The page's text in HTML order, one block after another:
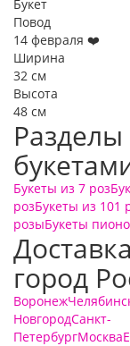
Букет
Повод
14 февраля ❤️
Ширина
32 см
Высота
48 см
Букеты из 7 роз
розБукеты из 101
розыБукеты
город
Воронеж
НовгородСанкт-
ПетербургМосква